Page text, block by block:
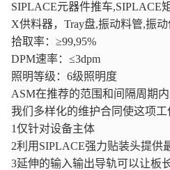
SIPLACE元器件推车,SIPLACE
X供料器，Tray盘,振动料管,振
拾取率：≥99,95%
DPM速率：≤3dpm
照明等级：6级照明度
ASM在推荐的范围和间隔周期
我们多样化的维护合同使这项工
1仅针对设备主体
2利用SIPLACE强力贴装头提供
3延伸的输入输出导轨可以让板